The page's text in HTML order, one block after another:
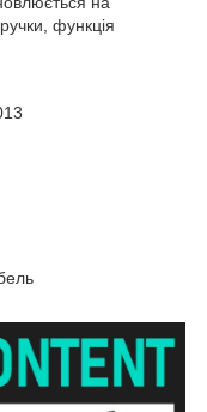
функція
2009-2013